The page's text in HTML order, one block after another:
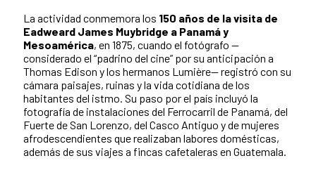
La actividad conmemora los 150 años de la visita de
Eadweard James Muybridge a Panamá y
Mesoamérica, en 1875, cuando el fotógrafo —
considerado el “padrino del cine” por su anticipación a
Thomas Edison y los hermanos Lumière— registró con su
cámara paisajes, ruinas y la vida cotidiana de los
habitantes del istmo. Su paso por el país incluyó la
fotografía de instalaciones del Ferrocarril de Panamá, del
Fuerte de San Lorenzo, del Casco Antiguo y de mujeres
afrodescendientes que realizaban labores domésticas,
además de sus viajes a fincas cafetaleras en Guatemala.